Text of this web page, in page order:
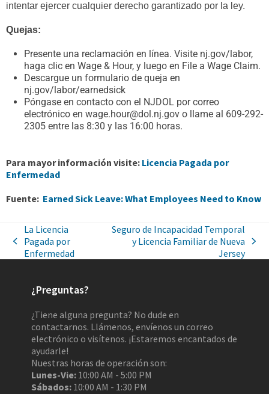
intentar ejercer cualquier derecho garantizado por la ley.
Quejas:
Presente una reclamación en línea. Visite nj.gov/labor,
haga clic en Wage & Hour, y luego en File a Wage Claim.
Descargue un formulario de queja en
nj.gov/labor/earnedsick
Póngase en contacto con el NJDOL por correo
electrónico en wage.hour@dol.nj.gov o llame al 609-292-
2305 entre las 8:30 y las 16:00 horas.
Para mayor información visite: Licencia Pagada por
Enfermedad
Fuente: Earned Sick Leave: What Employees Need to Know
La Licencia
Pagada por
Enfermedad
Seguro de Incapacidad Temporal
y Licencia Familiar de Nueva
Jersey
¿Preguntas?
¿Tiene alguna pregunta? No dude en
contactarnos. Llámenos, envíenos un correo
electrónico o visítenos. ¡Estaremos encantados de
ayudarle!
Nuestras horas de operación son:
Lunes-Vie: 10:00 AM - 5:00 PM
Sábados: 10:00 AM - 1:30 PM